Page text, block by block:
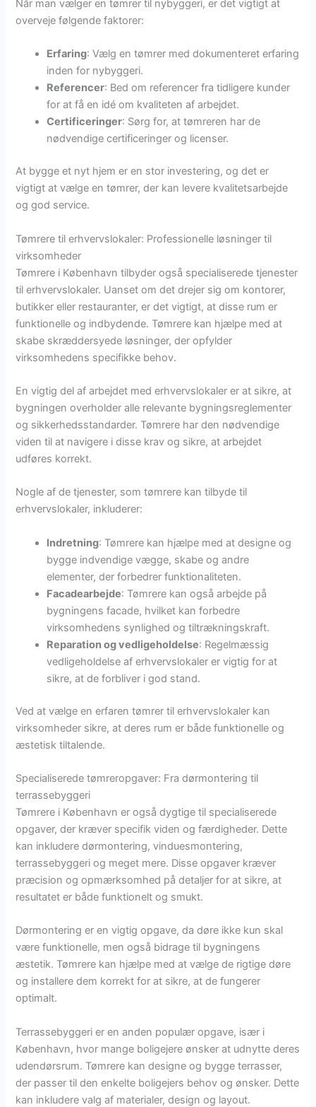
Når man vælger en tømrer til nybyggeri, er det vigtigt at
overveje følgende faktorer:
Erfaring: Vælg en tømrer med dokumenteret erfaring
inden for nybyggeri.
Referencer: Bed om referencer fra tidligere kunder
for at få en idé om kvaliteten af arbejdet.
Certificeringer: Sørg for, at tømreren har de
nødvendige certificeringer og licenser.
At bygge et nyt hjem er en stor investering, og det er
vigtigt at vælge en tømrer, der kan levere kvalitetsarbejde
og god service.
Tømrere til erhvervslokaler: Professionelle løsninger til
virksomheder
Tømrere i København tilbyder også specialiserede tjenester
til erhvervslokaler. Uanset om det drejer sig om kontorer,
butikker eller restauranter, er det vigtigt, at disse rum er
funktionelle og indbydende. Tømrere kan hjælpe med at
skabe skræddersyede løsninger, der opfylder
virksomhedens specifikke behov.
En vigtig del af arbejdet med erhvervslokaler er at sikre, at
bygningen overholder alle relevante bygningsreglementer
og sikkerhedsstandarder. Tømrere har den nødvendige
viden til at navigere i disse krav og sikre, at arbejdet
udføres korrekt.
Nogle af de tjenester, som tømrere kan tilbyde til
erhvervslokaler, inkluderer:
Indretning: Tømrere kan hjælpe med at designe og
bygge indvendige vægge, skabe og andre
elementer, der forbedrer funktionaliteten.
Facadearbejde: Tømrere kan også arbejde på
bygningens facade, hvilket kan forbedre
virksomhedens synlighed og tiltrækningskraft.
Reparation og vedligeholdelse: Regelmæssig
vedligeholdelse af erhvervslokaler er vigtig for at
sikre, at de forbliver i god stand.
Ved at vælge en erfaren tømrer til erhvervslokaler kan
virksomheder sikre, at deres rum er både funktionelle og
æstetisk tiltalende.
Specialiserede tømreropgaver: Fra dørmontering til
terrassebyggeri
Tømrere i København er også dygtige til specialiserede
opgaver, der kræver specifik viden og færdigheder. Dette
kan inkludere dørmontering, vinduesmontering,
terrassebyggeri og meget mere. Disse opgaver kræver
præcision og opmærksomhed på detaljer for at sikre, at
resultatet er både funktionelt og smukt.
Dørmontering er en vigtig opgave, da døre ikke kun skal
være funktionelle, men også bidrage til bygningens
æstetik. Tømrere kan hjælpe med at vælge de rigtige døre
og installere dem korrekt for at sikre, at de fungerer
optimalt.
Terrassebyggeri er en anden populær opgave, især i
København, hvor mange boligejere ønsker at udnytte deres
udendørsrum. Tømrere kan designe og bygge terrasser,
der passer til den enkelte boligejers behov og ønsker. Dette
kan inkludere valg af materialer, design og layout.